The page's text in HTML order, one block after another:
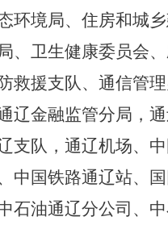
环境局、住房和城
、卫生健康委员会
救援支队、通信管
辽金融监管分局，通
支队，通辽机场、
中国铁路通辽站、
石油通辽分公司、